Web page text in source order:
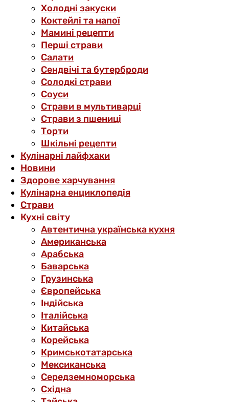
Холодні закуски
Коктейлі та напої
Мамині рецепти
Перші страви
Салати
Сендвічі та бутерброди
Солодкі страви
Соуси
Страви в мультиварці
Страви з пшениці
Торти
Шкільні рецепти
Кулінарні лайфхаки
Новини
Здорове харчування
Кулінарна енциклопедія
Страви
Кухні світу
Автентична українська кухня
Американська
Арабська
Баварська
Грузинська
Європейська
Індійська
Італійська
Китайська
Корейська
Кримськотатарська
Мексиканська
Середземноморська
Східна